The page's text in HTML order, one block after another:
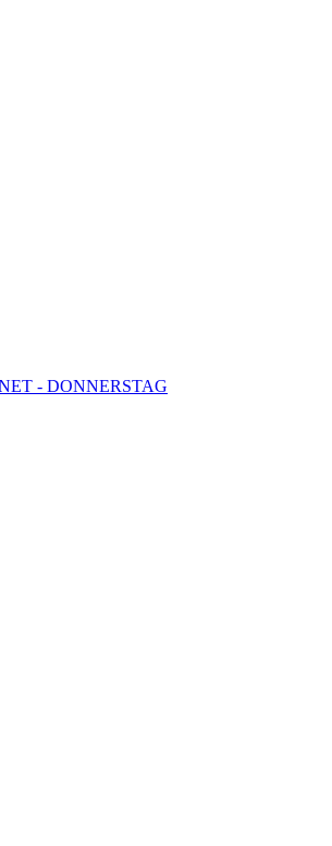
- DONNERSTAG